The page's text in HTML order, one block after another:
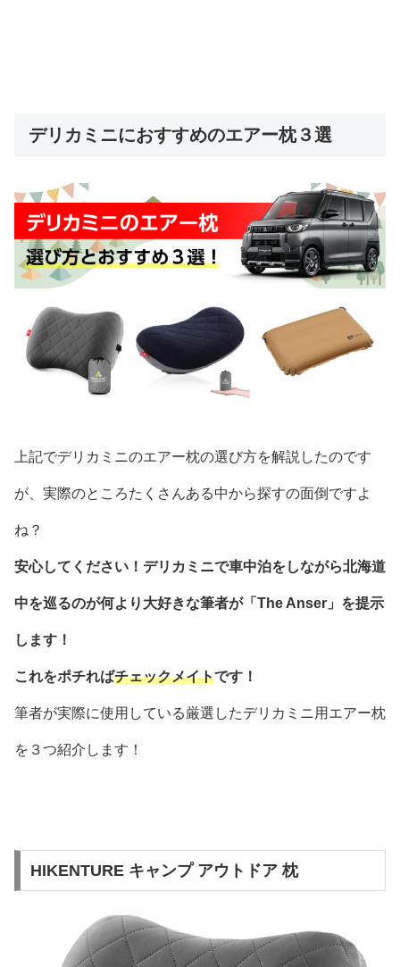
デリカミニにおすすめのエアー枕３選
上記でデリカミニのエアー枕の選び方を解説したのです
が、実際のところたくさんある中から探すの面倒ですよ
ね？
安心してください！デリカミニで車中泊をしながら北海道
中を巡るのが何より大好きな筆者が「The Anser」を提示
します！
これをポチればチェックメイトです！
筆者が実際に使用している厳選したデリカミニ用エアー枕
を３つ紹介します！
HIKENTURE キャンプ アウトドア 枕